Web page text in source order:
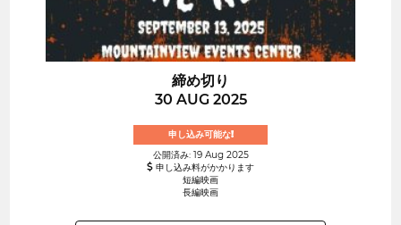
締め切り
30 AUG 2025
申し込み可能な!
公開済み: 19 Aug 2025
申し込み料がかかります
短編映画
長編映画